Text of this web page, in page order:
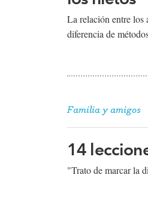
​La relación entre los
diferencia de
Familia y amigos
14
"Trato de marcar la